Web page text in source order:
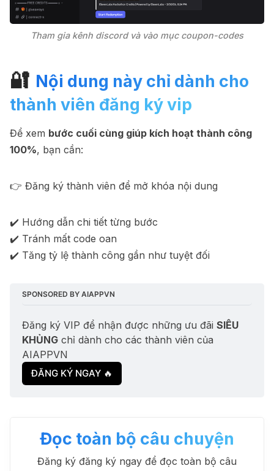
Tham gia kênh discord và vào mục coupon-codes
🔐 Nội dung này chỉ dành cho
thành viên đăng ký vip
Để xem bước cuối cùng giúp kích hoạt thành công
100%, bạn cần:
👉 Đăng ký thành viên để mở khóa nội dung
✔️ Hướng dẫn chi tiết từng bước
✔️ Tránh mất code oan
✔️ Tăng tỷ lệ thành công gần như tuyệt đối
SPONSORED BY AIAPPVN
Đăng ký VIP để nhận được những ưu đãi SIÊU
KHỦNG chỉ dành cho các thành viên của
AIAPPVN
ĐĂNG KÝ NGAY 🔥
Đọc toàn bộ câu chuyện
Đăng ký đăng ký ngay để đọc toàn bộ câu